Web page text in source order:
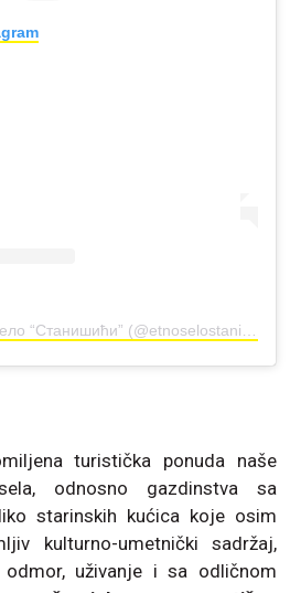
A post shared by Етно Село “Станишићи” (@etnoselostanisici)
turistička ponuda naše
odnosno gazdinstva sa
starinskih kućica koje osim
kulturno-umetnički sadržaj,
uživanje i sa odličnom